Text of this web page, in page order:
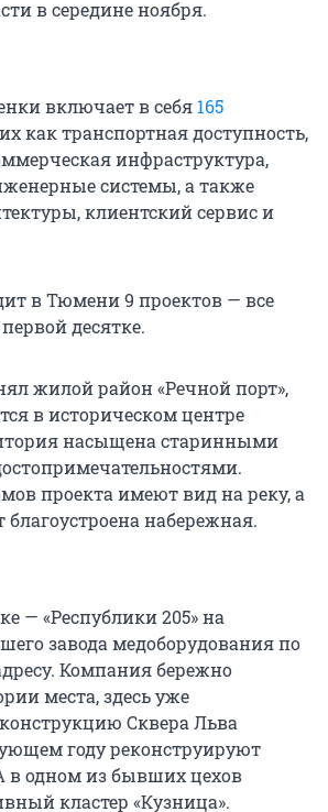
в середине ноября.
включает в себя 165
как транспортная доступность,
инфраструктура,
системы, а также
клиентский сервис и
в Тюмени 9 проектов — все
десятке.
жилой район «Речной порт»,
в историческом центре
насыщена старинными
проекта имеют вид на реку, а
благоустроена набережная.
— «Республики 205» на
завода медоборудования по
Компания бережно
места, здесь уже
Сквера Льва
году реконструируют
в одном из бывших цехов
кластер «Кузница».